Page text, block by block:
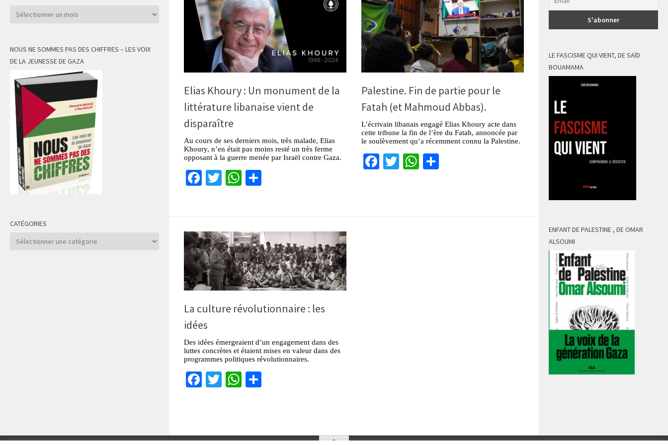
Elias Khoury : Un monument de la
littérature libanaise vient de
disparaître
Au cours de ses derniers mois, très malade, Elias
Khoury, n’en était pas moins resté un très ferme
opposant à la guerre menée par Israël contre Gaza.
Facebook
TwitterWhatsApp
Palestine. Fin de partie pour le
Fatah (et Mahmoud Abbas).
L’écrivain libanais engagé Elias Khoury acte dans
cette tribune la fin de l’ère du Fatah, annoncée par
le soulèvement qu’a récemment connu la Palestine.
Facebook
TwitterWhatsApp
La culture révolutionnaire : les
idées
Des idées émergeaient d’un engagement dans des
luttes concrètes et étaient mises en valeur dans des
programmes politiques révolutionnaires.
Facebook
TwitterWhatsApp
Archives
NOUS NE SOMMES PAS DES CHIFFRES – LES VOIX
DE LA JEUNESSE DE GAZA
CATÉGORIES
Catégories
LE FASCISME QUI VIENT, DE SAÏD
BOUAMAMA
ENFANT DE PALESTINE , DE OMAR
ALSOUMI